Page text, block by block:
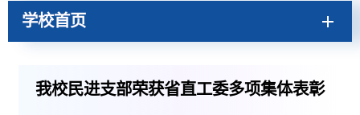
学校首页
我校民进支部荣获省直工委多项集体表彰